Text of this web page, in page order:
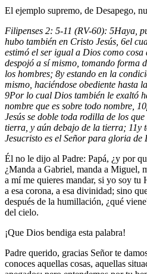
El ejemplo supremo, de Desapego,
Filipenses 2: 5-11 (RV-60): 5Haya,
hubo también en Cristo Jesús, 6el
estimó el ser igual a Dios como cosa
despojó a sí mismo, tomando forma
los hombres; 8y estando en la
mismo, haciéndose obediente hasta
9Por lo cual Dios también le exaltó
nombre que es sobre todo nombre, 10
Jesús se doble toda rodilla de los
tierra, y aún debajo de la tierra; 11y
Jesucristo es el Señor para gloria de
Él no le dijo al Padre: Papá, ¿y por
¿Manda a Gabriel, manda a Miguel,
a mí me quieres mandar, si yo soy tu
a esa corona, a esa divinidad; sino
después de la humillación, ¿qué
del cielo.
¡Que Dios bendiga esta palabra!
Padre querido, gracias Señor te
conoces aquellas cosas, aquellas